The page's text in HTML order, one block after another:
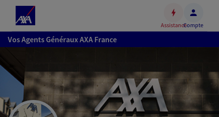
Accéder
au
Accéder
au
pied
de
AssistanceCompte
Vos Agents Généraux AXA France